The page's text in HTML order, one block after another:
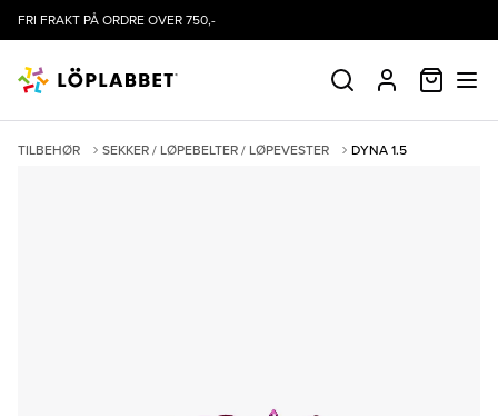
FRI FRAKT PÅ ORDRE OVER 750,-
SØK PROFIL
TILBEHØR SEKKER / LØPEBELTER / LØPEVESTER DYNA 1.5